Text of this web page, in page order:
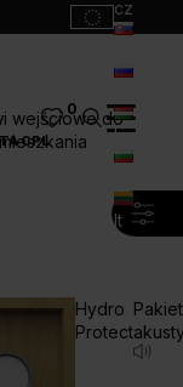
cz
hu
lt
wejściowe do
mieszkania
0
CPL
Hydro
Protect
Pakiet